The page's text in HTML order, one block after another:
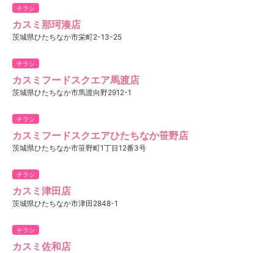
チラシ
カスミ那珂湊店
茨城県ひたちなか市栄町2-13-25
チラシ
カスミフードスクエア馬渡店
茨城県ひたちなか市馬渡向野2912-1
チラシ
カスミフードスクエアひたちなか笹野店
茨城県ひたちなか市笹野町1丁目12番3号
チラシ
カスミ津田店
茨城県ひたちなか市津田2848-1
チラシ
カスミ佐和店